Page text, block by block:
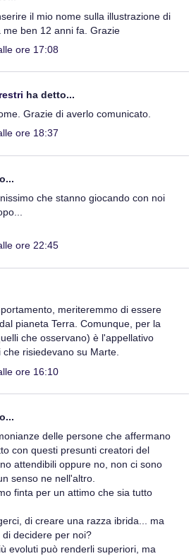
il mio nome sulla illustrazione di
me ben 12 anni fa. Grazie
ore 17:08
ha detto...
Grazie di averlo comunicato.
ore 18:37
che stanno giocando con noi
ore 22:45
meriteremmo di essere
pianeta Terra. Comunque, per la
che osservano) è l'appellativo
che risiedevano su Marte.
ore 16:10
delle persone che affermano
con questi presunti creatori del
attendibili oppure no, non ci sono
senso ne nell'altro.
finta per un attimo che sia tutto
di creare una razza ibrida... ma
decidere per noi?
evoluti può renderli superiori, ma